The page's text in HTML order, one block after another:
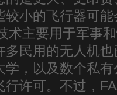
小的飞行器可能
术主要用于军事
多民用的无人机
学，以及数个私
行许可。不过，